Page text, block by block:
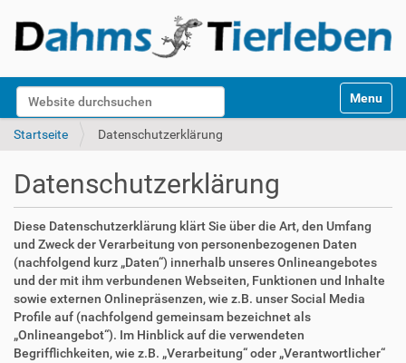
Website durchsuchen
k
Toggle
Startseite Datenschutzerklärung
Datenschutzerklärung
Diese Datenschutzerklärung klärt Sie über die Art, den Umfang
und Zweck der Verarbeitung von personenbezogenen Daten
(nachfolgend kurz „Daten“) innerhalb unseres Onlineangebotes
und der mit ihm verbundenen Webseiten, Funktionen und Inhalte
sowie externen Onlinepräsenzen, wie z.B. unser Social Media
Profile auf (nachfolgend gemeinsam bezeichnet als
„Onlineangebot“). Im Hinblick auf die verwendeten
Begrifflichkeiten, wie z.B. „Verarbeitung“ oder „Verantwortlicher“